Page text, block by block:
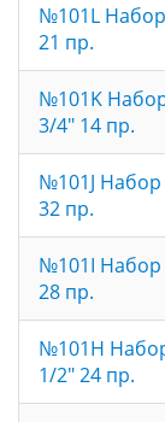
№101L
21 пр.
№101K
3/4" 14 пр.
№101J Набор
32 пр.
№101I Набор
28 пр.
№101H
1/2" 24 пр.